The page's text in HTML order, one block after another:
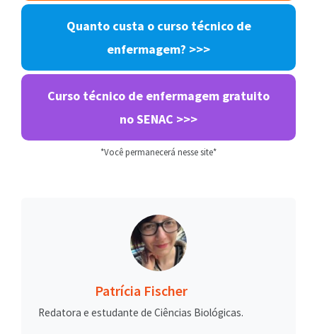
Quanto custa o curso técnico de
enfermagem? >>>
Curso técnico de enfermagem gratuito
no SENAC >>>
*Você permanecerá nesse site*
Patrícia Fischer
Redatora e estudante de Ciências Biológicas.